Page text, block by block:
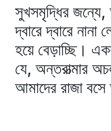
সুখসমৃদ্ধির জন্যে,
দ্বারে দ্বারে
হয়ে বেড়াচ্ছি।
যে, অন্তরাত্মার
আমাদের রাজা